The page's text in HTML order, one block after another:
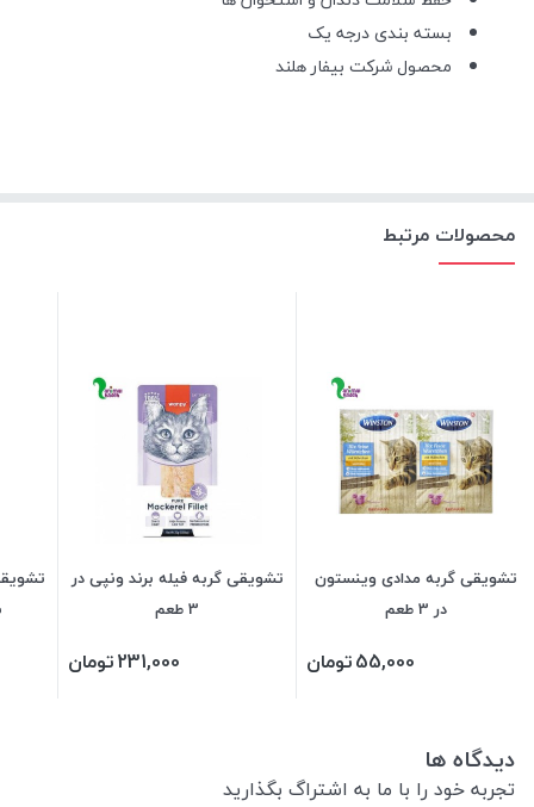
بسته بندی درجه یک
محصول شرکت بیفار هلند
محصولات مرتبط
تشویقی گربه مدادی وینستون
در 3 طعم
55,000تومان
تشویقی گربه فیله برند ونپی در
3 طعم
231,000تومان
دیدگاه ها
تجربه خود را با ما به اشتراگ بگذارید